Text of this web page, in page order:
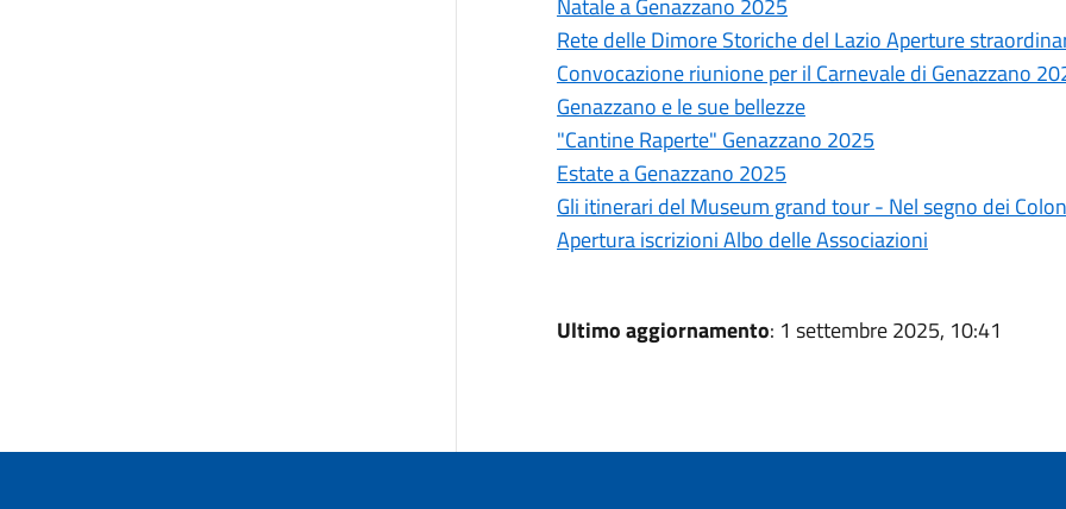
Natale a Genazzano 2025
Rete delle Dimore Storiche del Lazio Aperture
Convocazione riunione per il Carnevale di Genazzano
Genazzano e le sue bellezze
"Cantine Raperte" Genazzano 2025
Estate a Genazzano 2025
Gli itinerari del Museum grand tour - Nel segno dei
Apertura iscrizioni Albo delle Associazioni
Ultimo aggiornamento: 1 settembre 2025, 10:41